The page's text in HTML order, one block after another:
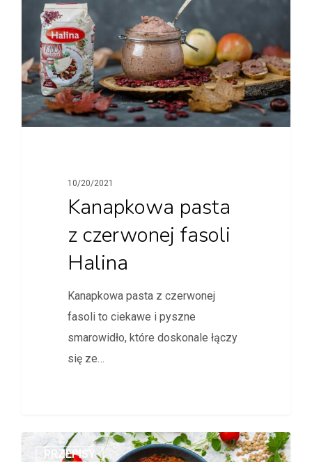
10/20/2021
Kanapkowa pasta
z czerwonej fasoli
Halina
Kanapkowa pasta z czerwonej
fasoli to ciekawe i pyszne
smarowidło, które doskonale łączy
się ze…
PRZEPISY